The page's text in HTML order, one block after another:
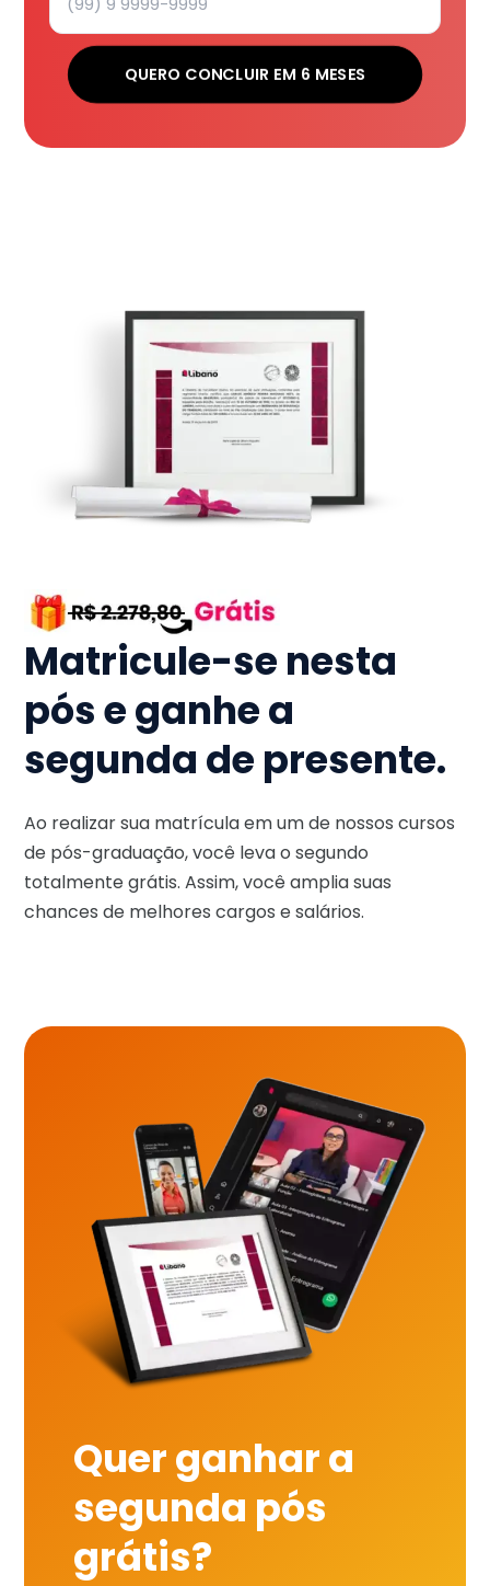
QUERO CONCLUIR EM 6 MESES
Matricule-se nesta
pós e ganhe a
segunda de presente.
Ao realizar sua matrícula em um de nossos cursos
de pós-graduação, você leva o segundo
totalmente grátis. Assim, você amplia suas
chances de melhores cargos e salários.
Quer ganhar a
segunda pós
grátis?